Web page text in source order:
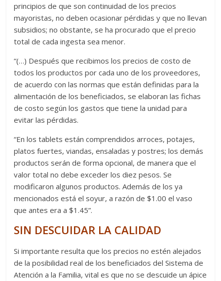
principios de que son continuidad de los precios
mayoristas, no deben ocasionar pérdidas y que no llevan
subsidios; no obstante, se ha procurado que el precio
total de cada ingesta sea menor.
“(…) Después que recibimos los precios de costo de
todos los productos por cada uno de los proveedores,
de acuerdo con las normas que están definidas para la
alimentación de los beneficiados, se elaboran las fichas
de costo según los gastos que tiene la unidad para
evitar las pérdidas.
“En los tablets están comprendidos arroces, potajes,
platos fuertes, viandas, ensaladas y postres; los demás
productos serán de forma opcional, de manera que el
valor total no debe exceder los diez pesos. Se
modificaron algunos productos. Además de los ya
mencionados está el soyur, a razón de $1.00 el vaso
que antes era a $1.45”.
SIN DESCUIDAR LA CALIDAD
Si importante resulta que los precios no estén alejados
de la posibilidad real de los beneficiados del Sistema de
Atención a la Familia, vital es que no se descuide un ápice